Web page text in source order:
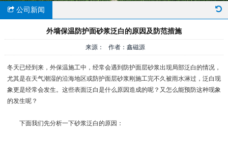
公司新闻
外墙保温防护面砂浆泛白的原因及防范措施
来源： 作者：鑫磁源
冬天已经到来，外保温施工中，经常会遇到防护面层砂浆出现局部泛白的情况，
尤其是在天气潮湿的沿海地区或防护面层砂浆刚施工完不久被雨水淋过，泛白现
象更是经常会发生。这些表面泛白是什么原因造成的呢？又怎么能预防这种现象
的发生呢？
下面我们先分析一下砂浆泛白的原因：